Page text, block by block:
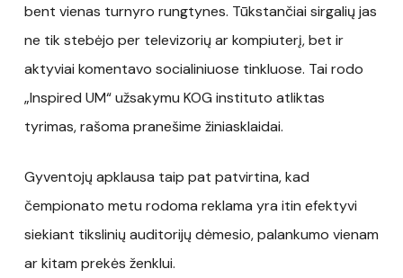
bent vienas turnyro rungtynes. Tūkstančiai sirgalių jas
ne tik stebėjo per televizorių ar kompiuterį, bet ir
aktyviai komentavo socialiniuose tinkluose. Tai rodo
„Inspired UM“ užsakymu KOG instituto atliktas
tyrimas, rašoma pranešime žiniasklaidai.
Gyventojų apklausa taip pat patvirtina, kad
čempionato metu rodoma reklama yra itin efektyvi
siekiant tikslinių auditorijų dėmesio, palankumo vienam
ar kitam prekės ženklui.